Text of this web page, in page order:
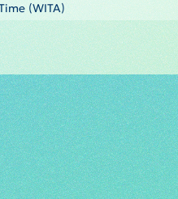
(WITA)